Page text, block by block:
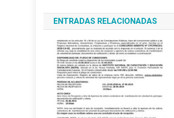
de
entradas
ENTRADAS RELACIONADAS